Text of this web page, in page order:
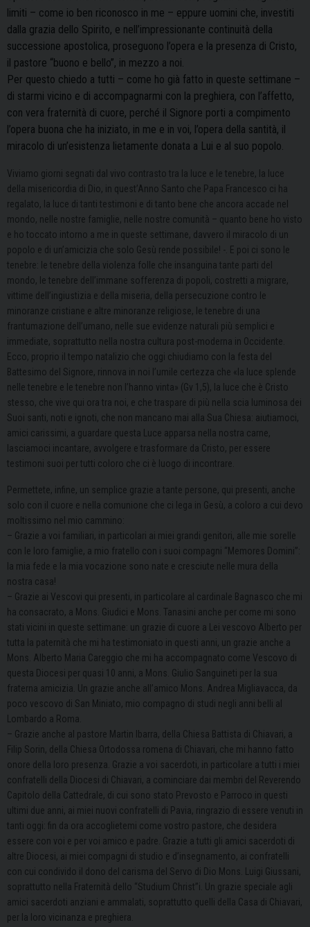
limiti – come io ben riconosco in me – eppure uomini che, investiti
dalla grazia dello Spirito, e nell’impressionante continuità della
successione apostolica, proseguono l’opera e la presenza di Cristo,
il pastore “buono e bello”, in mezzo a noi.
Per questo chiedo a tutti – come ho già fatto in queste settimane –
di starmi vicino e di accompagnarmi con la preghiera, con l’affetto,
con vera fraternità di cuore, perché il Signore porti a compimento
l’opera buona che ha iniziato, in me e in voi, l’opera della santità, il
miracolo di un’esistenza lietamente donata a Lui e al suo popolo.
Viviamo giorni segnati dal vivo contrasto tra la luce e le tenebre, la luce
della misericordia di Dio, in quest’Anno Santo che Papa Francesco ci ha
regalato, la luce di tanti testimoni e di tanto bene che ancora accade nel
mondo, nelle nostre famiglie, nelle nostre comunità – quanto bene ho visto
e ho toccato intorno a me in queste settimane, davvero il miracolo di un
popolo e di un’amicizia che solo Gesù rende possibile! -. E poi ci sono le
tenebre: le tenebre della violenza folle che insanguina tante parti del
mondo, le tenebre dell’immane sofferenza di popoli, costretti a migrare,
vittime dell’ingiustizia e della miseria, della persecuzione contro le
minoranze cristiane e altre minoranze religiose, le tenebre di una
frantumazione dell’umano, nelle sue evidenze naturali più semplici e
immediate, soprattutto nella nostra cultura post-moderna in Occidente.
Ecco, proprio il tempo natalizio che oggi chiudiamo con la festa del
Battesimo del Signore, rinnova in noi l’umile certezza che «la luce splende
nelle tenebre e le tenebre non l’hanno vinta» (Gv 1,5), la luce che è Cristo
stesso, che vive qui ora tra noi, e che traspare di più nella scia luminosa dei
Suoi santi, noti e ignoti, che non mancano mai alla Sua Chiesa: aiutiamoci,
amici carissimi, a guardare questa Luce apparsa nella nostra carne,
lasciamoci incantare, avvolgere e trasformare da Cristo, per essere
testimoni suoi per tutti coloro che ci è luogo di incontrare.
Permettete, infine, un semplice grazie a tante persone, qui presenti, anche
solo con il cuore e nella comunione che ci lega in Gesù, a coloro a cui devo
moltissimo nel mio cammino:
– Grazie a voi familiari, in particolari ai miei grandi genitori, alle mie sorelle
con le loro famiglie, a mio fratello con i suoi compagni “Memores Domini”:
la mia fede e la mia vocazione sono nate e cresciute nelle mura della
nostra casa!
– Grazie ai Vescovi qui presenti, in particolare al cardinale Bagnasco che mi
ha consacrato, a Mons. Giudici e Mons. Tanasini anche per come mi sono
stati vicini in queste settimane: un grazie di cuore a Lei vescovo Alberto per
tutta la paternità che mi ha testimoniato in questi anni, un grazie anche a
Mons. Alberto Maria Careggio che mi ha accompagnato come Vescovo di
questa Diocesi per quasi 10 anni, a Mons. Giulio Sanguineti per la sua
fraterna amicizia. Un grazie anche all’amico Mons. Andrea Migliavacca, da
poco vescovo di San Miniato, mio compagno di studi negli anni belli al
Lombardo a Roma.
– Grazie anche al pastore Martin Ibarra, della Chiesa Battista di Chiavari, a
Filip Sorin, della Chiesa Ortodossa romena di Chiavari, che mi hanno fatto
onore della loro presenza. Grazie a voi sacerdoti, in particolare a tutti i miei
confratelli della Diocesi di Chiavari, a cominciare dai membri del Reverendo
Capitolo della Cattedrale, di cui sono stato Prevosto e Parroco in questi
ultimi due anni, ai miei nuovi confratelli di Pavia, ringrazio di essere venuti in
tanti oggi: fin da ora accoglietemi come vostro pastore, che desidera
essere con voi e per voi amico e padre. Grazie a tutti gli amici sacerdoti di
altre Diocesi, ai miei compagni di studio e d’insegnamento, ai confratelli
con cui condivido il dono del carisma del Servo di Dio Mons. Luigi Giussani,
soprattutto nella Fraternità dello “Studium Christ”i. Un grazie speciale agli
amici sacerdoti anziani e ammalati, soprattutto quelli della Casa di Chiavari,
per la loro vicinanza e preghiera.